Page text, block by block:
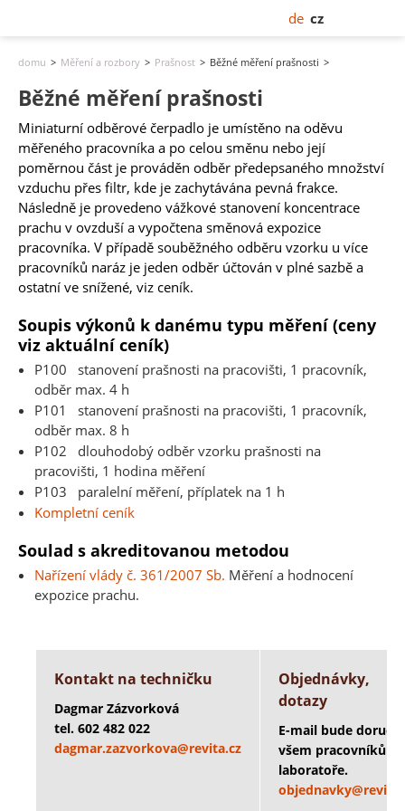
de cz
domu Měření a rozbory Prašnost Běžné měření prašnosti
Běžné měření prašnosti
Miniaturní odběrové čerpadlo je umístěno na oděvu
měřeného pracovníka a po celou směnu nebo její
poměrnou část je prováděn odběr předepsaného množství
vzduchu přes filtr, kde je zachytávána pevná frakce.
Následně je provedeno vážkové stanovení koncentrace
prachu v ovzduší a vypočtena směnová expozice
pracovníka. V případě souběžného odběru vzorku u více
pracovníků naráz je jeden odběr účtován v plné sazbě a
ostatní ve snížené, viz ceník.
Soupis výkonů k danému typu měření (ceny
viz aktuální ceník)
P100 stanovení prašnosti na pracovišti, 1 pracovník,
odběr max. 4 h
P101 stanovení prašnosti na pracovišti, 1 pracovník,
odběr max. 8 h
P102 dlouhodobý odběr vzorku prašnosti na
pracovišti, 1 hodina měření
P103 paralelní měření, příplatek na 1 h
Kompletní ceník
Soulad s akreditovanou metodou
Nařízení vlády č. 361/2007 Sb. Měření a hodnocení
expozice prachu.
Kontakt na techničku
Dagmar Zázvorková
tel. 602 482 022
dagmar.zazvorkova@revita.cz
Objednávky,
dotazy
E-mail bude
všem pracovníkům
laboratoře.